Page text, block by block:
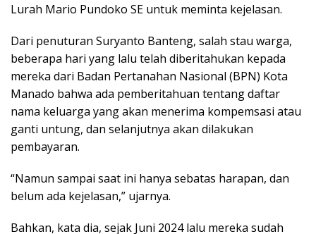
Lurah Mario Pundoko SE untuk meminta kejelasan.
Dari penuturan Suryanto Banteng, salah stau warga,
beberapa hari yang lalu telah diberitahukan kepada
mereka dari Badan Pertanahan Nasional (BPN) Kota
Manado bahwa ada pemberitahuan tentang daftar
nama keluarga yang akan menerima kompemsasi atau
ganti untung, dan selanjutnya akan dilakukan
pembayaran.
“Namun sampai saat ini hanya sebatas harapan, dan
belum ada kejelasan,” ujarnya.
Bahkan, kata dia, sejak Juni 2024 lalu mereka sudah